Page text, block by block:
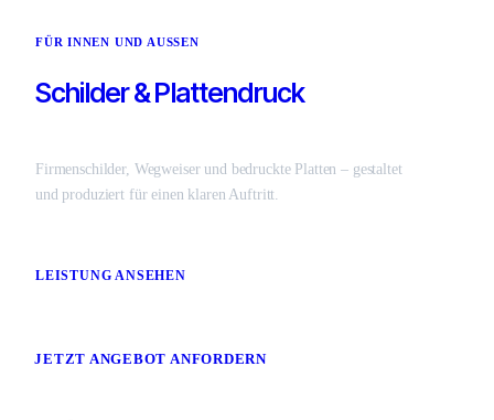
FÜR INNEN UND AUSSEN
Schilder & Plattendruck
Firmenschilder, Wegweiser und bedruckte Platten – gestaltet
und produziert für einen klaren Auftritt.
LEISTUNG ANSEHEN
JETZT ANGEBOT ANFORDERN